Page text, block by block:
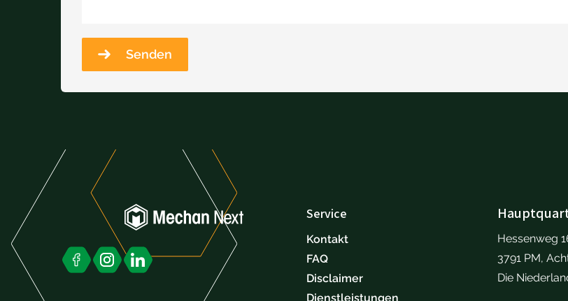
Senden
Service
Kontakt
FAQ
Disclaimer
Dienstleistungen
Hessenweg
3791 PM,
Die